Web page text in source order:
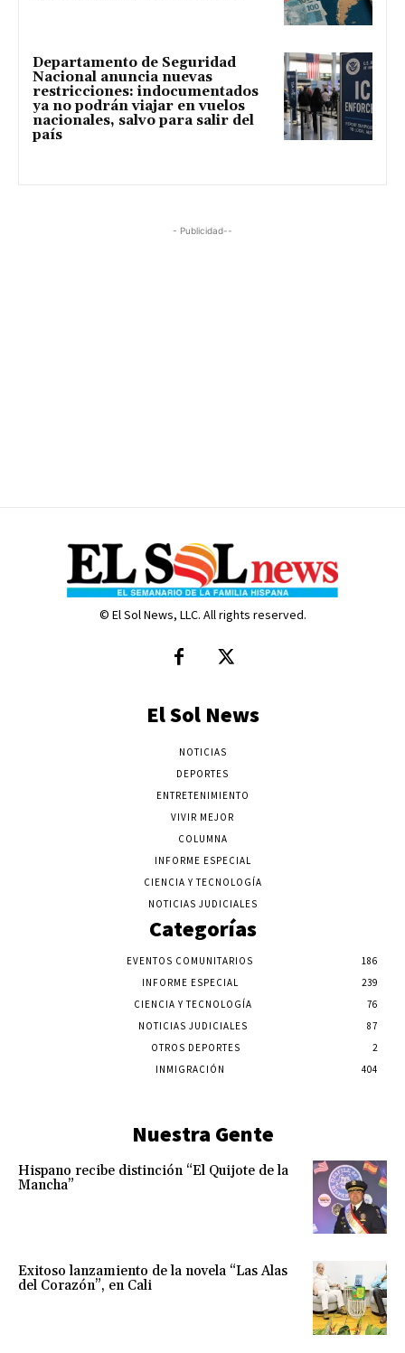
Departamento de Seguridad
Nacional anuncia nuevas
restricciones: indocumentados
ya no podrán viajar en vuelos
nacionales, salvo para salir del
país
- Publicidad--
© El Sol News, LLC. All rights reserved.
El Sol News
NOTICIAS
DEPORTES
ENTRETENIMIENTO
VIVIR MEJOR
COLUMNA
INFORME ESPECIAL
CIENCIA Y TECNOLOGÍA
NOTICIAS JUDICIALES
Categorías
EVENTOS COMUNITARIOS
186
INFORME ESPECIAL
239
CIENCIA Y TECNOLOGÍA
76
NOTICIAS JUDICIALES
87
OTROS DEPORTES
2
INMIGRACIÓN
404
Nuestra Gente
Hispano recibe distinción “El Quijote de la
Mancha”
Exitoso lanzamiento de la novela “Las Alas
del Corazón”, en Cali